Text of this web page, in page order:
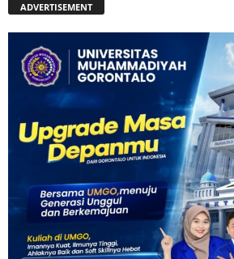
ADVERTISEMENT